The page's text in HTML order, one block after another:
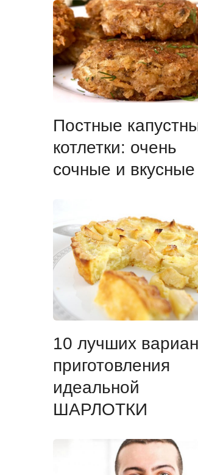
Постные
котлетки: очень
сочные и вкусные
10 лучших
приготовления
идеальной
ШАРЛОТКИ